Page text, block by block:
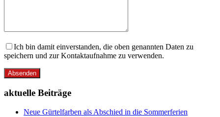
Ich bin damit einverstanden, die oben genannten Daten zu
speichern und zur Kontaktaufnahme zu verwenden.
Absenden
aktuelle Beiträge
Neue Gürtelfarben als Abschied in die Sommerferien